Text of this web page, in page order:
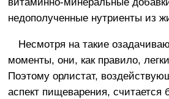
недополученные нутриенты из
Несмотря на такие
моменты, они, как правило,
Поэтому орлистат,
аспект пищеварения, считается